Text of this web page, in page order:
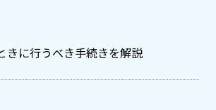
きに行うべき手続きを解説